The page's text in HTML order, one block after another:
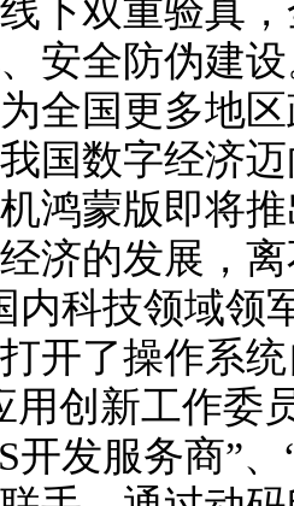
下双重验真
安全防伪建
全国更多地
国数字经济
蒙版即将推
的发展，离
内科技领域领
开了操作系
用创新工作委
开发服务商”